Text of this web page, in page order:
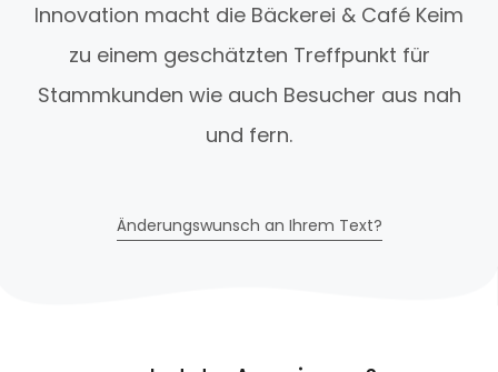
Innovation macht die Bäckerei & Café Keim
zu einem geschätzten Treffpunkt für
Stammkunden wie auch Besucher aus nah
und fern.
Änderungswunsch an Ihrem Text?